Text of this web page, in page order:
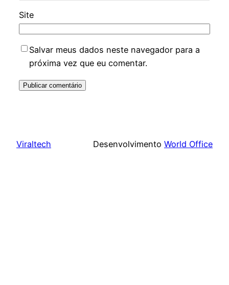
Site
Salvar meus dados neste navegador para a
próxima vez que eu comentar.
Viraltech Desenvolvimento World Office